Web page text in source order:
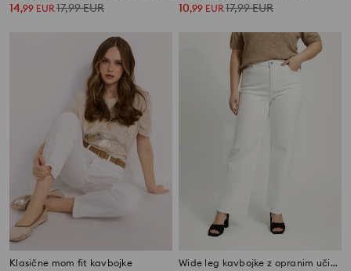
14,99 EUR17,99EUR 10,99 EUR17,99EUR
Klasične mom fit kavbojke Wide leg kavbojke z opranim učinkom Plus size